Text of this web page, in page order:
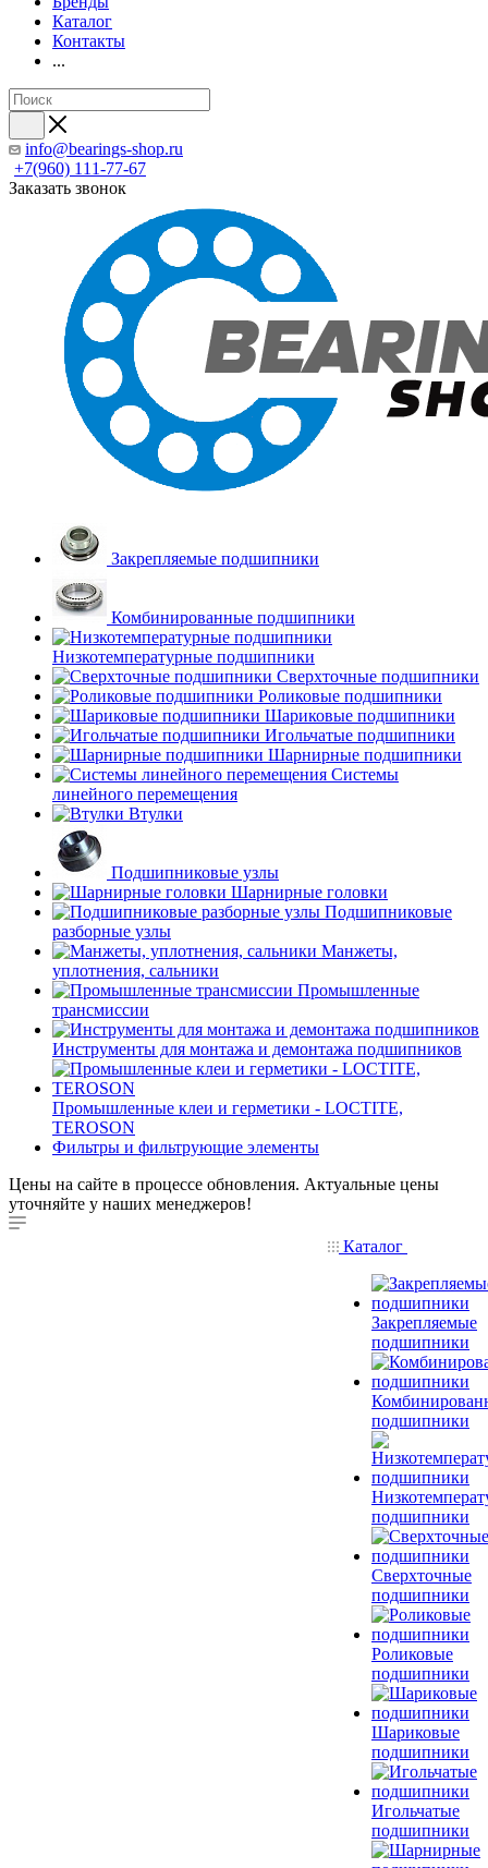
Каталог
Контакты
...
info@bearings-shop.ru
+7(960) 111-77-67
Заказать звонок
Закрепляемые подшипники
Комбинированные подшипники
Низкотемпературные подшипники
Сверхточные подшипники
Роликовые подшипники
Шариковые подшипники
Игольчатые подшипники
Шарнирные подшипники
Системы
линейного перемещения
Втулки
Подшипниковые узлы
Шарнирные головки
Подшипниковые
разборные узлы
Манжеты,
уплотнения, сальники
Промышленные
трансмиссии
Инструменты для монтажа и демонтажа подшипников
Промышленные клеи и герметики - LOCTITE,
TEROSON
Фильтры и фильтрующие элементы
Цены на сайте в процессе обновления. Актуальные цены
уточняйте у наших менеджеров!
Каталог
Закрепляемые
подшипники
подшипники
подшипники
Сверхточные
подшипники
Роликовые
подшипники
Шариковые
подшипники
Игольчатые
подшипники